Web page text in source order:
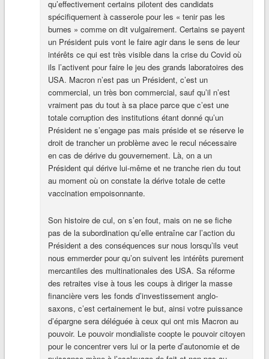
qu’effectivement certains pilotent des candidats
spécifiquement à casserole pour les « tenir pas les
burnes » comme on dit vulgairement. Certains se payent
un Président puis vont le faire agir dans le sens de leur
intérêts ce qui est très visible dans la crise du Covid où
ils l’activent pour faire le jeu des grands laboratoires des
USA. Macron n’est pas un Président, c’est un
commercial, un très bon commercial, sauf qu’il n’est
vraiment pas du tout à sa place parce que c’est une
totale corruption des institutions étant donné qu’un
Président ne s’engage pas mais préside et se réserve le
droit de trancher un problème avec le recul nécessaire
en cas de dérive du gouvernement. Là, on a un
Président qui dérive lui-même et ne tranche rien du tout
au moment où on constate la dérive totale de cette
vaccination empoisonnante.
Son histoire de cul, on s’en fout, mais on ne se fiche
pas de la subordination qu’elle entraîne car l’action du
Président a des conséquences sur nous lorsqu’ils veut
nous emmerder pour qu’on suivent les intérêts purement
mercantiles des multinationales des USA. Sa réforme
des retraites vise à tous les coups à diriger la masse
financière vers les fonds d’investissement anglo-
saxons, c’est certainement le but, ainsi votre puissance
d’épargne sera déléguée à ceux qui ont mis Macron au
pouvoir. Le pouvoir mondialiste coopte le pouvoir citoyen
pour le concentrer vers lui or la perte d’autonomie et de